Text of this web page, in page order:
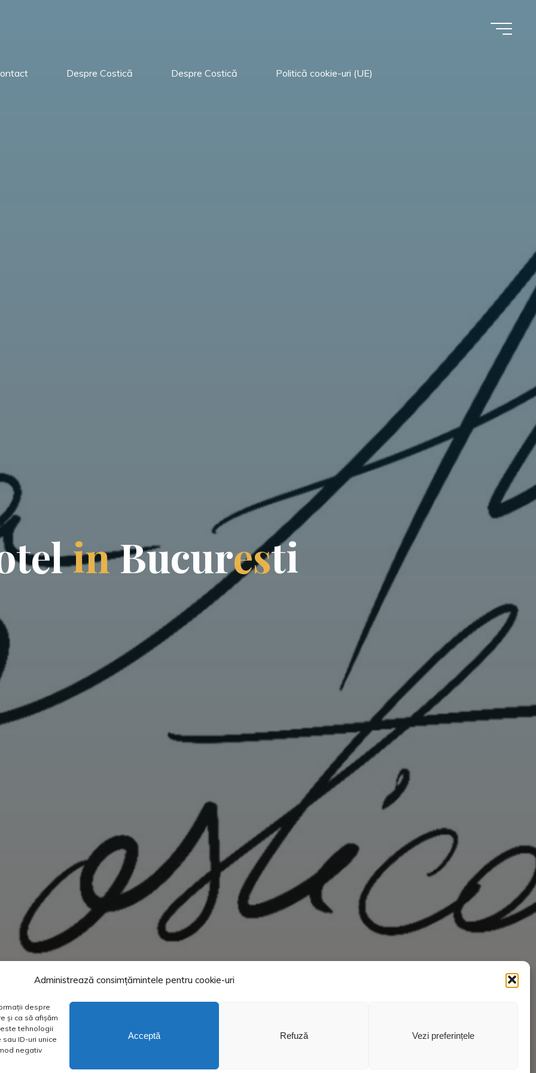
Administrează consimțămintele pentru cookie-uri
despre
și ca să afișăm
tehnologii
ID-uri unice
negativ
Acceptă Refuză Vezi preferințele
Despre Costică Despre Costică Politică cookie-uri (UE)
telinBucuresti